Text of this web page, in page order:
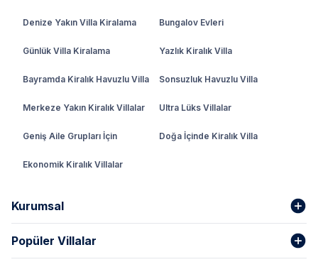
Denize Yakın Villa Kiralama Bungalov Evleri
Günlük Villa Kiralama Yazlık Kiralık Villa
Bayramda Kiralık Havuzlu Villa Sonsuzluk Havuzlu Villa
Merkeze Yakın Kiralık Villalar Ultra Lüks Villalar
Geniş Aile Grupları İçin Doğa İçinde Kiralık Villa
Ekonomik Kiralık Villalar
Kurumsal
Hakkımızda
Popüler Villalar